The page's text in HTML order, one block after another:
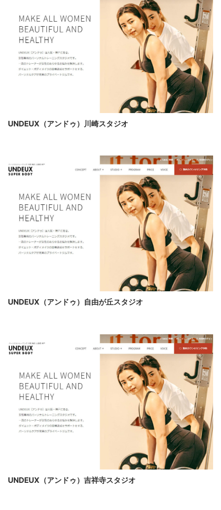
UNDEUX（アンドゥ）川崎スタジオ
UNDEUX（アンドゥ）自由が丘スタジオ
UNDEUX（アンドゥ）吉祥寺スタジオ